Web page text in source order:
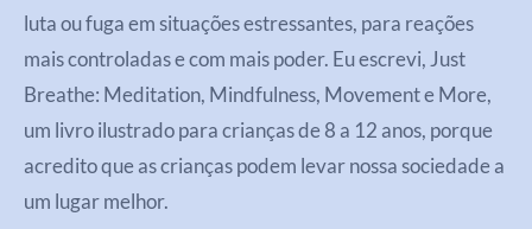
luta ou fuga em situações estressantes, para reações
mais controladas e com mais poder. Eu escrevi, Just
Breathe: Meditation, Mindfulness, Movement e More,
um livro ilustrado para crianças de 8 a 12 anos, porque
acredito que as crianças podem levar nossa sociedade a
um lugar melhor.